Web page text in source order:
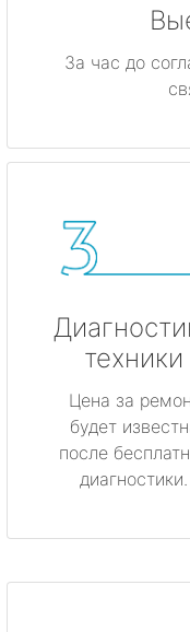
За час до
техники
Цена за
будет
после
диагностики.